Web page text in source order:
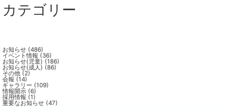
カテゴリー
お知らせ (486)
イベント情報 (36)
お知らせ(児童) (186)
お知らせ(成人) (86)
その他 (2)
会報(14)
ギャラリー (109)
情報開示 (6)
採用情報 (1)
重要なお知らせ (47)